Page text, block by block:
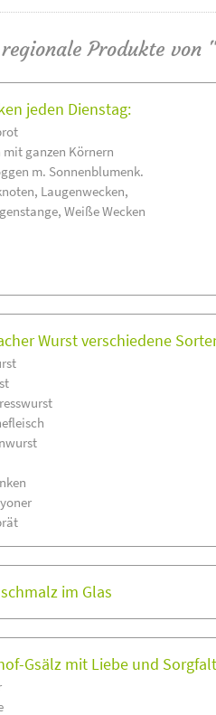
Produkte von
jeden Dienstag:
mit ganzen Körnern
m. Sonnenblumenk.
Laugenwecken,
Weiße Wecken
Wurst verschiedene
im Glas
Gsälz mit Liebe und